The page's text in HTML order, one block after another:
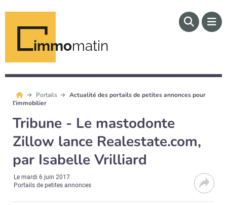
immomatin
Portails
Actualité des portails de petites annonces pour
l'immobilier
Tribune - Le mastodonte
Zillow lance Realestate.com,
par Isabelle Vrilliard
Lemardi 6 juin 2017
Portails de petites annonces